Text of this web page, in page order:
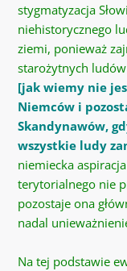
stygmatyzacja
niehistorycznego
ziemi, ponieważ
starożytnych
[jak wiemy nie
Niemców i
Skandynawów,
wszystkie ludy
niemiecka
terytorialnego nie
pozostaje ona
nadal
Na tej podstawie